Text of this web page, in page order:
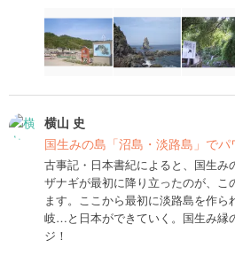
横山 史
国生みの島「沼島・淡路島」でパ
古事記・日本書紀によると、国生み
ザナギが最初に降り立ったのが、
ます。ここから最初に淡路島を作
岐…と日本ができていく。国生み縁
ジ！